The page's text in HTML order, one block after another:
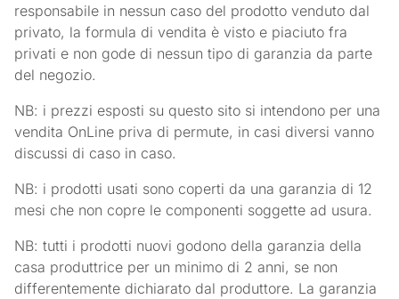
responsabile in nessun caso del prodotto venduto dal
privato, la formula di vendita è visto e piaciuto fra
privati e non gode di nessun tipo di garanzia da parte
del negozio.
NB: i prezzi esposti su questo sito si intendono per una
vendita OnLine priva di permute, in casi diversi vanno
discussi di caso in caso.
NB: i prodotti usati sono coperti da una garanzia di 12
mesi che non copre le componenti soggette ad usura.
NB: tutti i prodotti nuovi godono della garanzia della
casa produttrice per un minimo di 2 anni, se non
differentemente dichiarato dal produttore. La garanzia